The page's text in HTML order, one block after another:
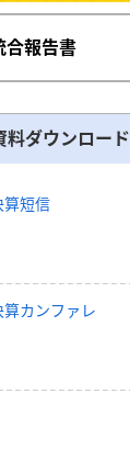
合報告書
料ダウンロード
短信
カンファレ